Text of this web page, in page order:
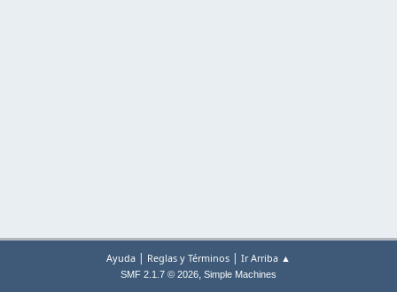
Ayuda | Reglas y Términos | Ir Arriba ▲
SMF 2.1.7 © 2026, Simple Machines